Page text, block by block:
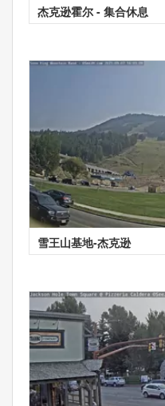
杰克逊霍尔 - 集合休息
雪王山基地-杰克逊